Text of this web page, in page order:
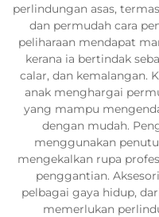
perlindungan asas,
dan permudah cara
peliharaan mendapat
kerana ia bertindak
calar, dan kemalangan.
anak menghargai
yang mampu
dengan mudah.
menggunakan
mengekalkan rupa
penggantian.
pelbagai gaya hidup,
memerlukan